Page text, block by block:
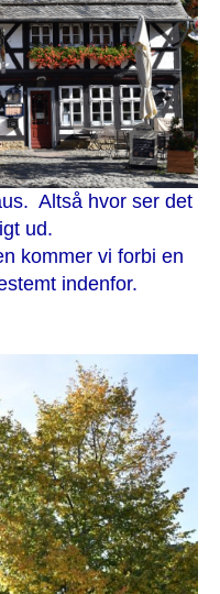
Altså hvor ser det
ud.
kommer vi forbi en
indenfor.